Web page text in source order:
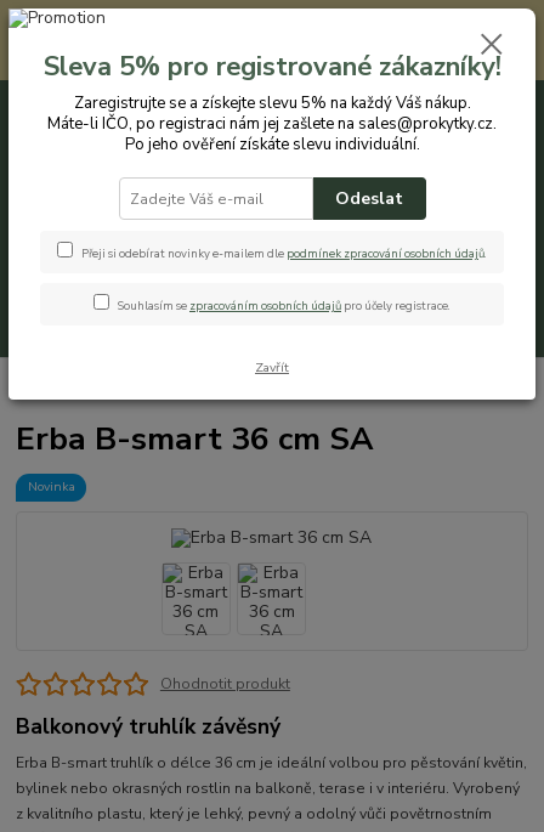
Registrovaným zákazníkům nabízíme slevu 5% na každý nákup. Máte-li
IČO, po registraci nám jej zašlete na sales@prokytky.cz. Po jeho ověření
získáte slevu individuální. Přejít na registraci →
CZK
+420 774 544 973 0ks
Erba B-smart 36 cm SA
Novinka
Ohodnotit produkt
Balkonový truhlík závěsný
Erba B-smart truhlík o délce 36 cm je ideální volbou pro pěstování květin,
bylinek nebo okrasných rostlin na balkoně, terase i v interiéru. Vyrobený
z kvalitního plastu, který je lehký, pevný a odolný vůči povětrnostním
Sleva 5% pro registrované zákazníky!
Zaregistrujte se a získejte slevu 5% na každý Váš nákup.
Máte-li IČO, po registraci nám jej zašlete na sales@prokytky.cz.
Po jeho ověření získáte slevu individuální.
Odeslat
Přeji si odebírat novinky e-mailem dle podmínek zpracování osobních údajů.
Souhlasím se zpracováním osobních údajů pro účely registrace.
Zavřít